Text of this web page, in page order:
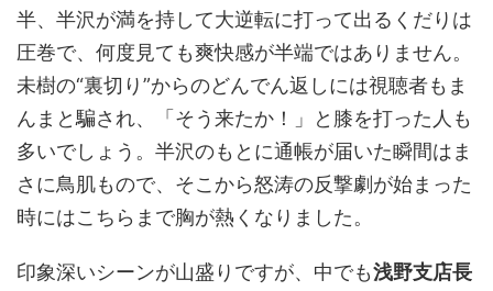
半、半沢が満を持して大逆転に打って出るくだりは
圧巻で、何度見ても爽快感が半端ではありません。
未樹の“裏切り”からのどんでん返しには視聴者もま
んまと騙され、「そう来たか！」と膝を打った人も
多いでしょう。半沢のもとに通帳が届いた瞬間はま
さに鳥肌もので、そこから怒涛の反撃劇が始まった
時にはこちらまで胸が熱くなりました。
印象深いシーンが山盛りですが、中でも浅野支店長